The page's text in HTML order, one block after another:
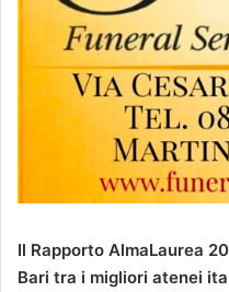
Il Rapporto AlmaLaurea
Bari tra i migliori atenei